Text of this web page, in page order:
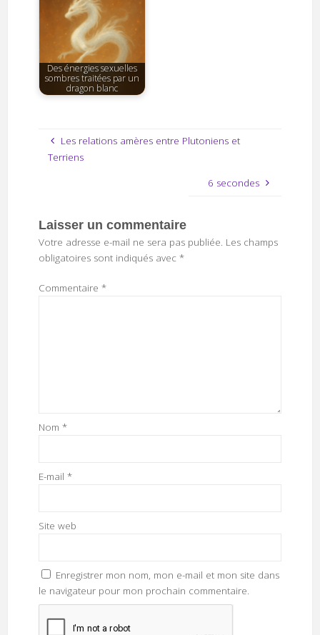
Des énergies sexuelles
sombres traitées par un
dragon blanc
Les relations amères entre Plutoniens et
Terriens
6 secondes
Laisser un commentaire
Votre adresse e-mail ne sera pas publiée. Les champs
obligatoires sont indiqués avec *
Commentaire *
Nom *
E-mail *
Site web
Enregistrer mon nom, mon e-mail et mon site dans
le navigateur pour mon prochain commentaire.